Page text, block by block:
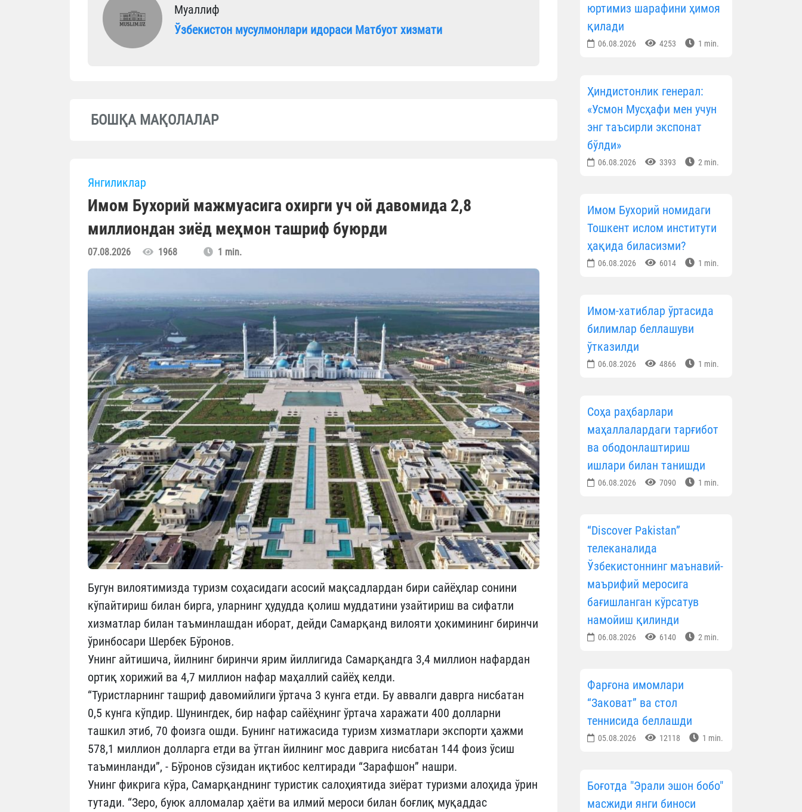
Муаллиф
Ўзбекистон мусулмонлари идораси Матбуот хизмати
БОШҚА МАҚОЛАЛАР
Янгиликлар
Имом Бухорий мажмуасига охирги уч ой давомида 2,8
миллиондан зиёд меҳмон ташриф буюрди
07.08.2026 1968 1 min.
Бугун вилоятимизда туризм соҳасидаги асосий мақсадлардан бири сайёҳлар сонини
кўпайтириш билан бирга, уларнинг ҳудудда қолиш муддатини узайтириш ва сифатли
хизматлар билан таъминлашдан иборат, дейди Самарқанд вилояти ҳокимининг биринчи
ўринбосари Шербек Бўронов.
Унинг айтишича, йилнинг биринчи ярим йиллигида Самарқандга 3,4 миллион нафардан
ортиқ хорижий ва 4,7 миллион нафар маҳаллий сайёҳ келди.
“Туристларнинг ташриф давомийлиги ўртача 3 кунга етди. Бу аввалги даврга нисбатан
0,5 кунга кўпдир. Шунингдек, бир нафар сайёҳнинг ўртача харажати 400 долларни
ташкил этиб, 70 фоизга ошди. Бунинг натижасида туризм хизматлари экспорти ҳажми
578,1 миллион долларга етди ва ўтган йилнинг мос даврига нисбатан 144 фоиз ўсиш
таъминланди”, - Бўронов сўзидан иқтибос келтиради “Зарафшон” нашри.
Унинг фикрига кўра, Самарқанднинг туристик салоҳиятида зиёрат туризми алоҳида ўрин
тутади. “Зеро, буюк алломалар ҳаёти ва илмий мероси билан боғлиқ муқаддас
юртимиз шарафини ҳимоя
қилади
06.08.2026 4253 1 min.
Ҳиндистонлик генерал:
«Усмон Мусҳафи мен учун
энг таъсирли экспонат
бўлди»
06.08.2026 3393 2 min.
Имом Бухорий номидаги
Тошкент ислом институти
ҳақида биласизми?
06.08.2026 6014 1 min.
Имом-хатиблар ўртасида
билимлар беллашуви
ўтказилди
06.08.2026 4866 1 min.
Соҳа раҳбарлари
маҳаллалардаги тарғибот
ва ободонлаштириш
ишлари билан танишди
06.08.2026 7090 1 min.
“Discover Pakistan”
телеканалида
Ўзбекистоннинг маънавий-
маърифий меросига
бағишланган кўрсатув
намойиш қилинди
06.08.2026 6140 2 min.
Фарғона имомлари
“Заковат” ва стол
теннисида беллашди
05.08.2026 12118 1 min.
Боғотда "Эрали эшон бобо"
масжиди янги биноси